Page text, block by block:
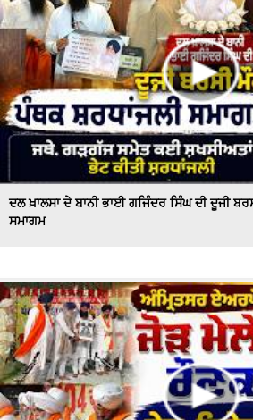
ਦਲ ਖ਼ਾਲਸਾ ਦੇ ਬਾਨੀ ਭਾਈ ਗਜਿੰਦਰ ਸਿੰਘ ਦੀ ਦੂਜੀ
ਸਮਾਗਮ